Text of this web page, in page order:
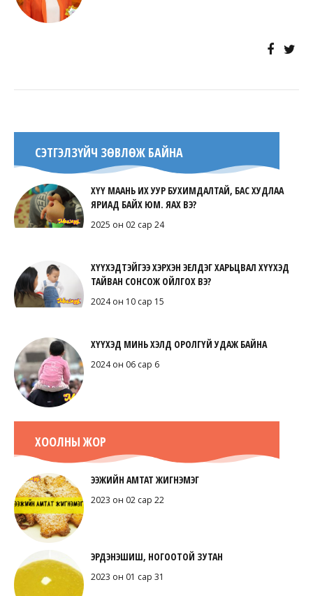
СЭТГЭЛЗҮЙЧ ЗӨВЛӨЖ БАЙНА
ХҮҮ МААНЬ ИХ УУР БУХИМДАЛТАЙ, БАС ХУДЛАА
ЯРИАД БАЙХ ЮМ. ЯАХ ВЭ?
2025 он 02 сар 24
ХҮҮХЭДТЭЙГЭЭ ХЭРХЭН ЭЕЛДЭГ ХАРЬЦВАЛ ХҮҮХЭД
ТАЙВАН СОНСОЖ ОЙЛГОХ ВЭ?
2024 он 10 сар 15
ХҮҮХЭД МИНЬ ХЭЛД ОРОЛГҮЙ УДАЖ БАЙНА
2024 он 06 сар 6
ХООЛНЫ ЖОР
ЭЭЖИЙН АМТАТ ЖИГНЭМЭГ
2023 он 02 сар 22
ЭРДЭНЭШИШ, НОГООТОЙ ЗУТАН
2023 он 01 сар 31